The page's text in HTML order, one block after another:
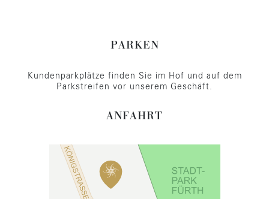
PARKEN
Kundenparkplätze finden Sie im Hof und auf dem
Parkstreifen vor unserem Geschäft.
ANFAHRT